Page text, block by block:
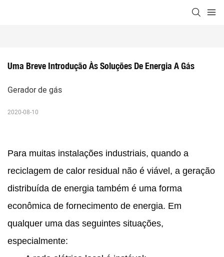
Uma Breve Introdução Às Soluções De Energia A Gás
Gerador de gás
2020-08-10
Para muitas instalações industriais, quando a
reciclagem de calor residual não é viável, a geração
distribuída de energia também é uma forma
econômica de fornecimento de energia. Em
qualquer uma das seguintes situações,
especialmente: